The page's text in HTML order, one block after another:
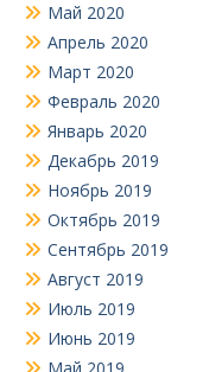
Май 2020
Апрель 2020
Март 2020
Февраль 2020
Январь 2020
Декабрь 2019
Ноябрь 2019
Октябрь 2019
Сентябрь 2019
Август 2019
Июль 2019
Июнь 2019